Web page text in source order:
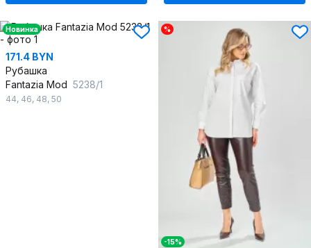
Новинка
171.4 BYN
Рубашка
Fantazia Mod 5238/1
44, 46, 48, 50
%
-15%